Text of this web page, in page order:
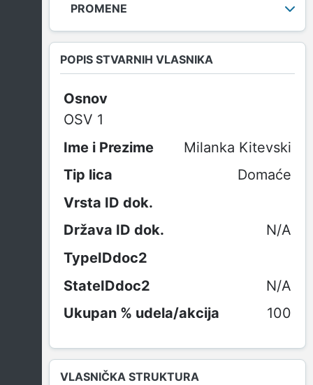
PROMENE
POPIS STVARNIH VLASNIKA
Osnov
OSV 1
Milanka Kitevski
Domaće
N/A
N/A
100
VLASNIČKA STRUKTURA